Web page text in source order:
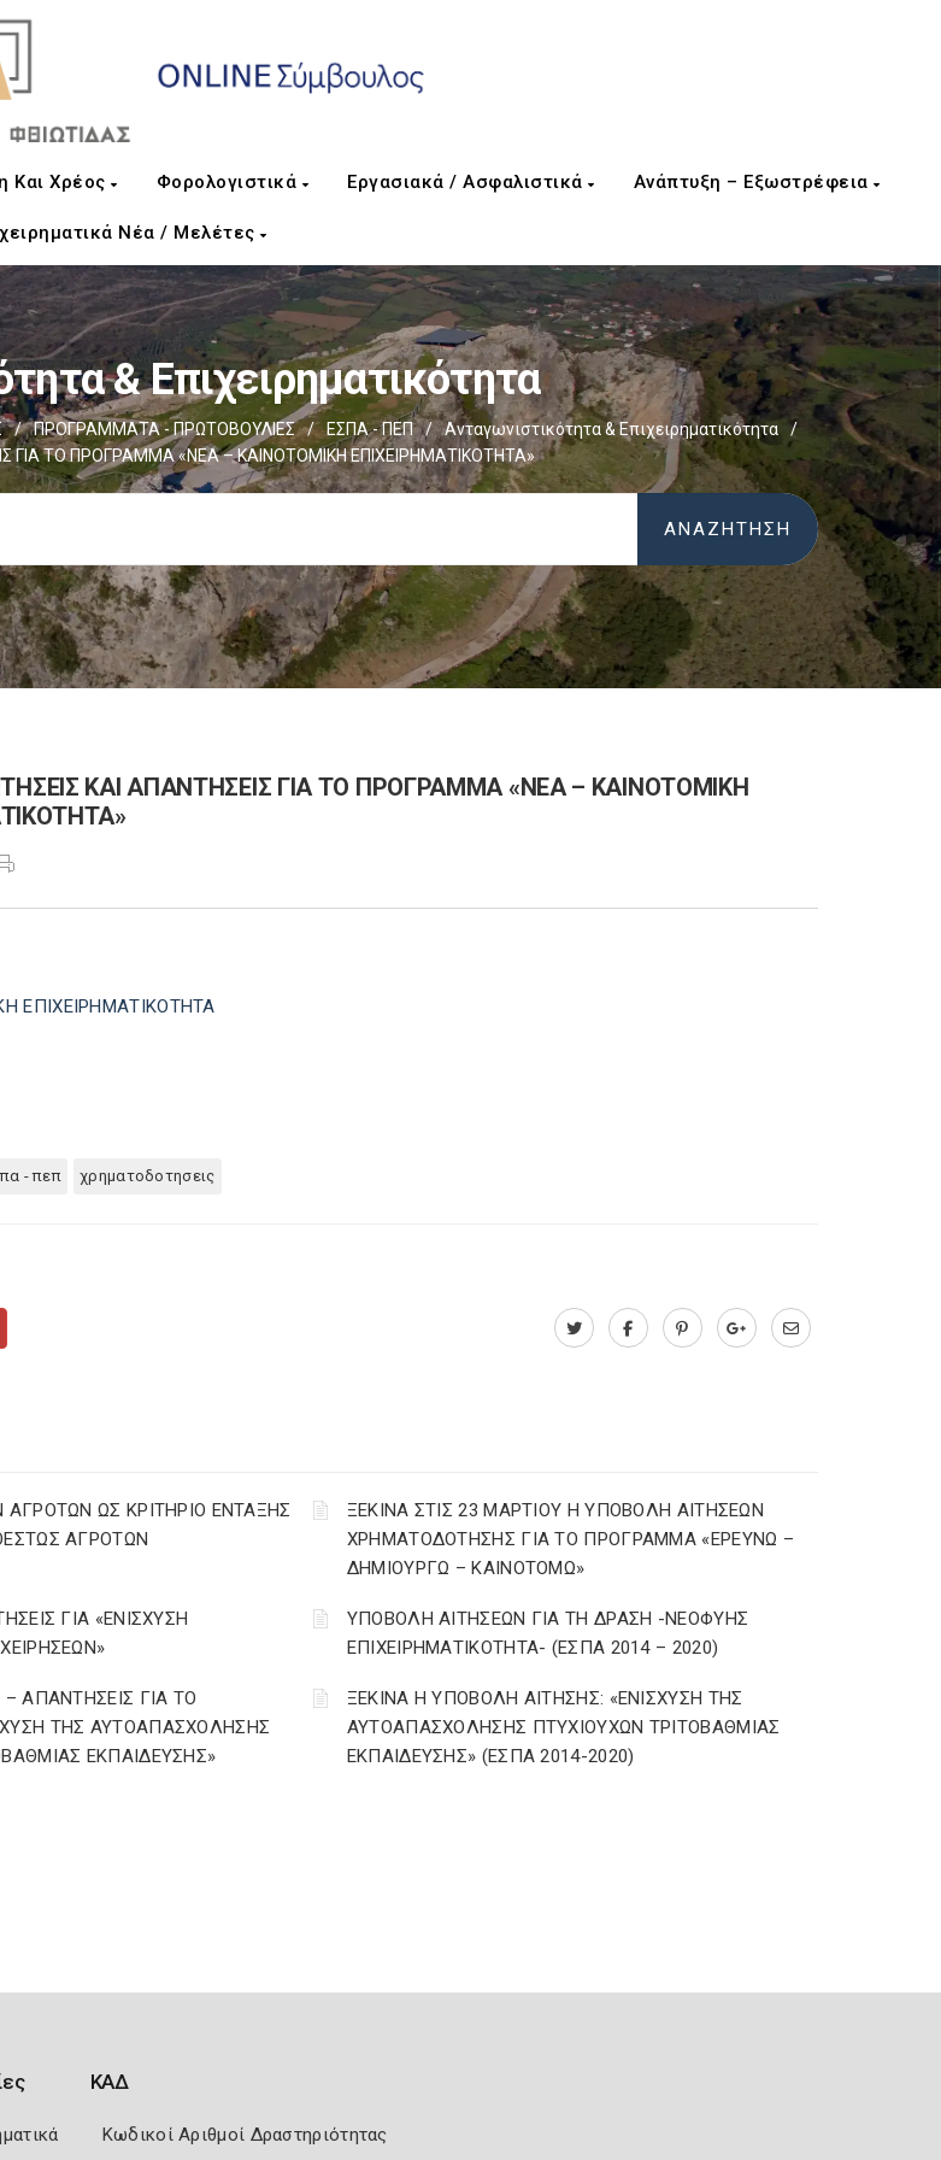
Και Χρέος Φορολογιστικά Εργασιακά / Ασφαλιστικά Ανάπτυξη – Εξωστρέφεια
Νέα / Μελέτες
& Επιχειρηματικότητα
/ ΠΡΟΓΡΑΜΜΑΤΑ - ΠΡΩΤΟΒΟΥΛΙΕΣ / ΕΣΠΑ - ΠΕΠ / Ανταγωνιστικότητα & Επιχειρηματικότητα
/
ΓΙΑ ΤΟ ΠΡΟΓΡΑΜΜΑ «ΝΕΑ – ΚΑΙΝΟΤΟΜΙΚΗ ΕΠΙΧΕΙΡΗΜΑΤΙΚΟΤΗΤΑ»
ΚΑΙ ΑΠΑΝΤΗΣΕΙΣ ΓΙΑ ΤΟ ΠΡΟΓΡΑΜΜΑ «ΝΕΑ – ΚΑΙΝΟΤΟΜΙΚΗ
ΕΠΙΧΕΙΡΗΜΑΤΙΚΟΤΗΤΑ
- πεπ χρηματοδοτησεις
ΩΣ ΚΡΙΤΗΡΙΟ ΕΝΤΑΞΗΣ
ΑΓΡΟΤΩΝ
ΞΕΚΙΝΑ ΣΤΙΣ 23 ΜΑΡΤΙΟΥ Η ΥΠΟΒΟΛΗ ΑΙΤΗΣΕΩΝ
ΧΡΗΜΑΤΟΔΟΤΗΣΗΣ ΓΙΑ ΤΟ ΠΡΟΓΡΑΜΜΑ «ΕΡΕΥΝΩ –
ΔΗΜΙΟΥΡΓΩ – ΚΑΙΝΟΤΟΜΩ»
ΓΙΑ «ΕΝΙΣΧΥΣΗ
ΥΠΟΒΟΛΗ ΑΙΤΗΣΕΩΝ ΓΙΑ ΤΗ ΔΡΑΣΗ -ΝΕΟΦΥΗΣ
ΕΠΙΧΕΙΡΗΜΑΤΙΚΟΤΗΤΑ- (ΕΣΠΑ 2014 – 2020)
ΑΠΑΝΤΗΣΕΙΣ ΓΙΑ ΤΟ
ΤΗΣ ΑΥΤΟΑΠΑΣΧΟΛΗΣΗΣ
ΕΚΠΑΙΔΕΥΣΗΣ»
ΞΕΚΙΝΑ Η ΥΠΟΒΟΛΗ ΑΙΤΗΣΗΣ: «ΕΝΙΣΧΥΣΗ ΤΗΣ
ΑΥΤΟΑΠΑΣΧΟΛΗΣΗΣ ΠΤΥΧΙΟΥΧΩΝ ΤΡΙΤΟΒΑΘΜΙΑΣ
ΕΚΠΑΙΔΕΥΣΗΣ» (ΕΣΠΑ 2014-2020)
ΚΑΔ
Κωδικοί Αριθμοί Δραστηριότητας